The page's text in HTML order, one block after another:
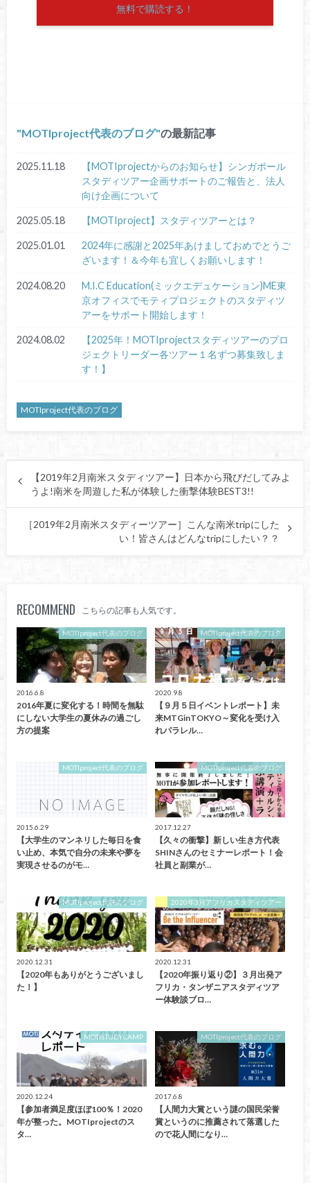
無料で購読する！
MOTIproject代表のブログ の最新記事
2025.11.18
【MOTIprojectからのお知らせ】シンガポール
スタディツアー企画サポートのご報告と、法人
向け企画について
2025.05.18 【MOTIproject】スタディツアーとは？
2025.01.01
2024年に感謝と2025年あけましておめでとうご
ざいます！＆今年も宜しくお願いします！
2024.08.20
M.I.C Education(ミックエデュケーション)ME東
京オフィスでモティプロジェクトのスタディツ
アーをサポート開始します！
2024.08.02
【2025年！MOTIprojectスタディツアーのプロ
ジェクトリーダー各ツアー１名ずつ募集致しま
す！】
MOTIproject代表のブログ
【2019年2月南米スタディツアー】日本から飛びだしてみよ
うよ!南米を周遊した私が体験した衝撃体験BEST3!!
［2019年2月南米スタディーツアー］こんな南米tripにした
い！皆さんはどんなtripにしたい？？
RECOMMEND こちらの記事も人気です。
MOTIproject代表のブログ
2016.6.8
2016年夏に変化する！時間を無駄
にしない大学生の夏休みの過ごし
方の提案
MOTIproject代表のブログ
2020.9.8
【９月５日イベントレポート】未
来MTGinTOKYO～変化を受け入
れパラレル…
MOTIproject代表のブログ
2015.6.29
【大学生のマンネリした毎日を食
い止め、本気で自分の未来や夢を
実現させるのがモ…
MOTIproject代表のブログ
2017.12.27
【久々の衝撃】新しい生き方代表
SHINさんのセミナーレポート！会
社員と副業が…
MOTIproject代表のブログ
2020.12.31
【2020年もありがとうございまし
た！】
2020年3月アフリカスタディツアー
2020.12.31
【2020年振り返り②】３月出発ア
フリカ・タンザニアスタディツア
ー体験談ブロ…
MOTISTUDYCAMP
2020.12.24
【参加者満足度ほぼ100％！2020
年が整った。MOTIprojectのス
タ…
MOTIproject代表のブログ
2017.6.8
【人間力大賞という謎の国民栄誉
賞というのに推薦されて落選した
ので花人間になり…